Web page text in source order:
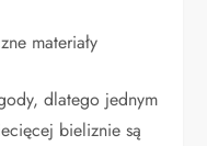
materiały
dlatego jednym
bieliznie są